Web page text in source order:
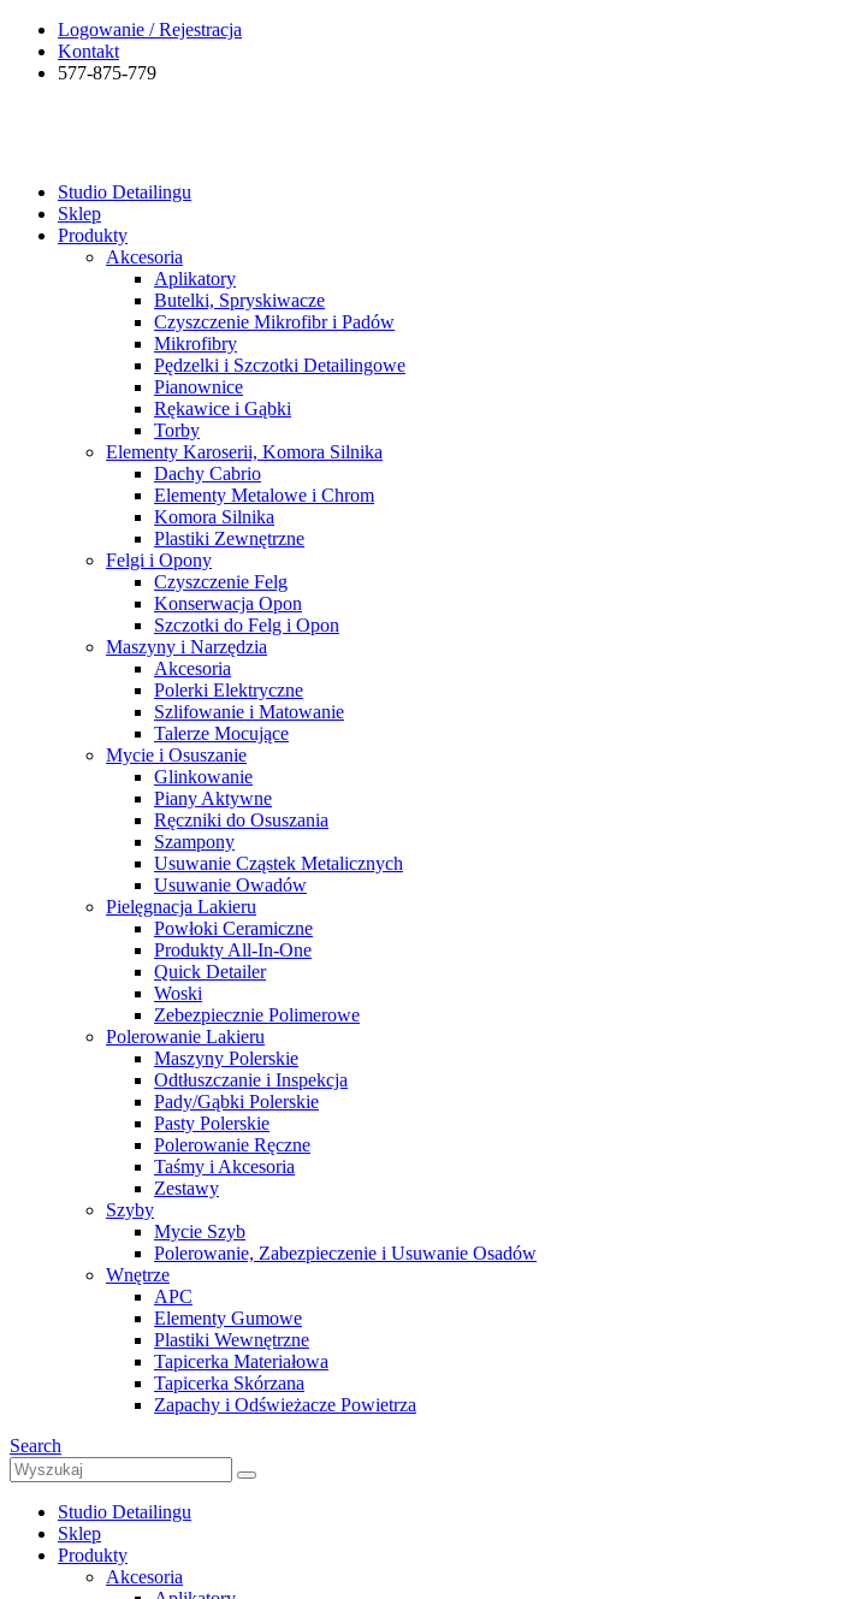
Logowanie / Rejestracja
Kontakt
577-875-779
Studio Detailingu
Sklep
Produkty
Akcesoria
Aplikatory
Butelki, Spryskiwacze
Czyszczenie Mikrofibr i Padów
Mikrofibry
Pędzelki i Szczotki Detailingowe
Pianownice
Rękawice i Gąbki
Torby
Elementy Karoserii, Komora Silnika
Dachy Cabrio
Elementy Metalowe i Chrom
Komora Silnika
Plastiki Zewnętrzne
Felgi i Opony
Czyszczenie Felg
Konserwacja Opon
Szczotki do Felg i Opon
Maszyny i Narzędzia
Akcesoria
Polerki Elektryczne
Szlifowanie i Matowanie
Talerze Mocujące
Mycie i Osuszanie
Glinkowanie
Piany Aktywne
Ręczniki do Osuszania
Szampony
Usuwanie Cząstek Metalicznych
Usuwanie Owadów
Pielęgnacja Lakieru
Powłoki Ceramiczne
Produkty All-In-One
Quick Detailer
Woski
Zebezpiecznie Polimerowe
Polerowanie Lakieru
Maszyny Polerskie
Odtłuszczanie i Inspekcja
Pady/Gąbki Polerskie
Pasty Polerskie
Polerowanie Ręczne
Taśmy i Akcesoria
Zestawy
Szyby
Mycie Szyb
Polerowanie, Zabezpieczenie i Usuwanie Osadów
Wnętrze
APC
Elementy Gumowe
Plastiki Wewnętrzne
Tapicerka Materiałowa
Tapicerka Skórzana
Zapachy i Odświeżacze Powietrza
Search
Studio Detailingu
Sklep
Produkty
Akcesoria